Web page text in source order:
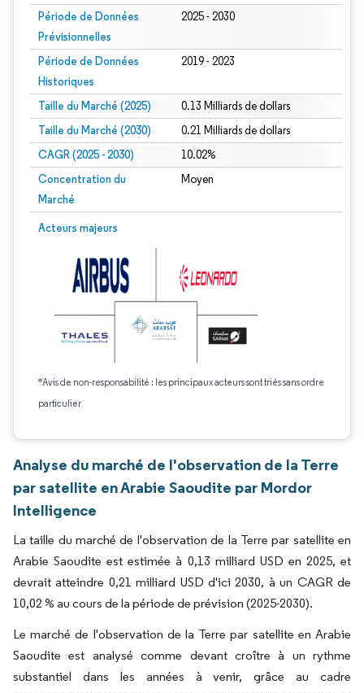
Période de Données
Prévisionnelles
2025 - 2030
Période de Données
Historiques
2019 - 2023
Taille du Marché (2025) 0.13 Milliards de dollars
Taille du Marché (2030) 0.21 Milliards de dollars
CAGR (2025 - 2030) 10.02%
Concentration du
Marché
Moyen
Acteurs majeurs
*Avis de non-responsabilité : les principaux acteurs sont triés sans ordre
particulier
Analyse du marché de l'observation de la Terre
par satellite en Arabie Saoudite par Mordor
Intelligence
La taille du marché de l'observation de la Terre par satellite en
Arabie Saoudite est estimée à 0,13 milliard USD en 2025, et
devrait atteindre 0,21 milliard USD d'ici 2030, à un CAGR de
10,02 % au cours de la période de prévision (2025-2030).
Le marché de l'observation de la Terre par satellite en Arabie
Saoudite est analysé comme devant croître à un rythme
substantiel dans les années à venir, grâce au cadre